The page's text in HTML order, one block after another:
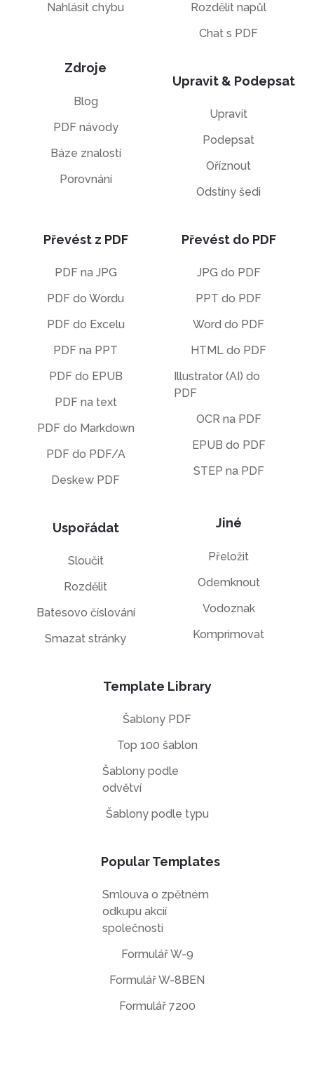
Nahlásit chybu
Zdroje
Blog
PDF návody
Báze znalostí
Porovnání
Rozdělit napůl
Chat s PDF
Upravit & Podepsat
Upravit
Podepsat
Oříznout
Odstíny šedi
Převést z PDF
PDF na JPG
PDF do Wordu
PDF do Excelu
PDF na PPT
PDF do EPUB
PDF na text
PDF do Markdown
PDF do PDF/A
Deskew PDF
Uspořádat
Sloučit
Rozdělit
Batesovo číslování
Smazat stránky
Převést do PDF
JPG do PDF
PPT do PDF
Word do PDF
HTML do PDF
Illustrator (AI) do
PDF
OCR na PDF
EPUB do PDF
STEP na PDF
Jiné
Přeložit
Odemknout
Vodoznak
Komprimovat
Template Library
Šablony PDF
Top 100 šablon
Šablony podle
odvětví
Šablony podle typu
Popular Templates
Smlouva o zpětném
odkupu akcií
společnosti
Formulář W-9
Formulář W-8BEN
Formulář 7200